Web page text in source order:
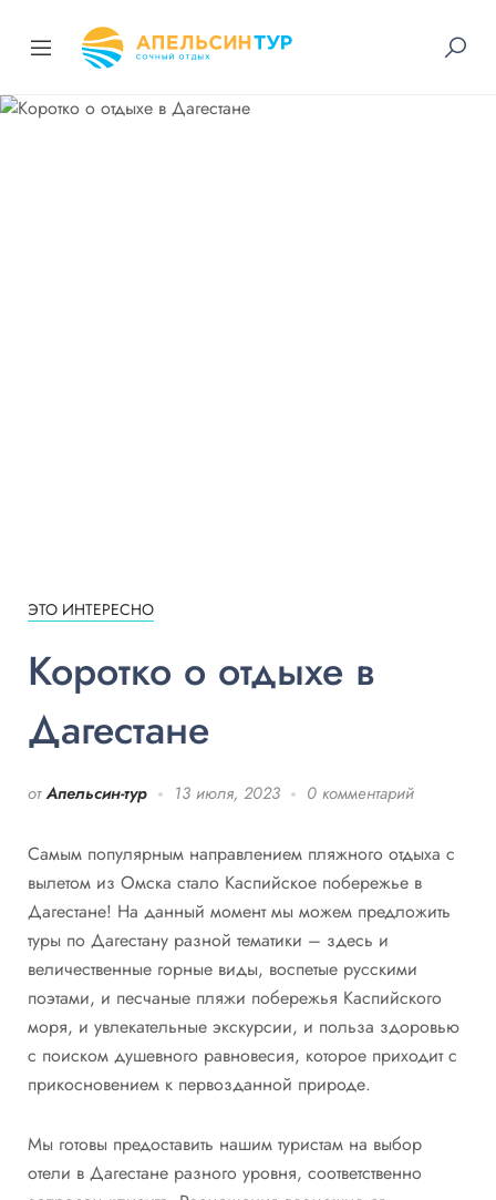
ЭТО ИНТЕРЕСНО
Коротко о отдыхе в
Дагестане
от Апельсин-тур 13 июля, 2023 0 комментарий
Самым популярным направлением пляжного отдыха с
вылетом из Омска стало Каспийское побережье в
Дагестане! На данный момент мы можем предложить
туры по Дагестану разной тематики – здесь и
величественные горные виды, воспетые русскими
поэтами, и песчаные пляжи побережья Каспийского
моря, и увлекательные экскурсии, и польза здоровью
с поиском душевного равновесия, которое приходит с
прикосновением к первозданной природе.
Мы готовы предоставить нашим туристам на выбор
отели в Дагестане разного уровня, соответственно